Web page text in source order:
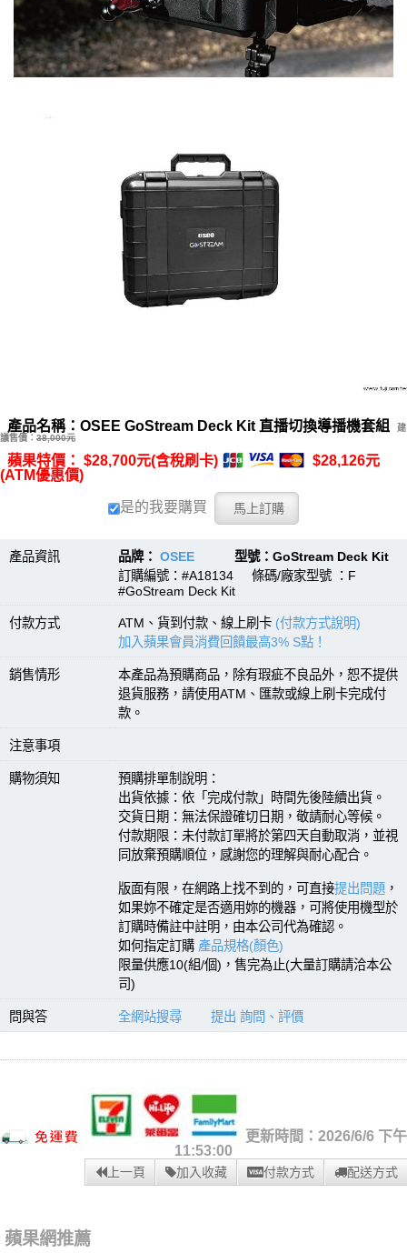
產品名稱：OSEE GoStream Deck Kit 直播切換導播機套組
建
議售價： 38,000元
蘋果特價： $28,700元(含稅刷卡)
$28,126元
(ATM優惠價)
是的我要購買
產品資訊 品牌： OSEE 型號：GoStream Deck Kit
訂購編號：#A18134 條碼/廠家型號 ：F
#GoStream Deck Kit
付款方式 ATM、貨到付款、線上刷卡 (付款方式說明)
加入蘋果會員消費回饋最高3% S點！
銷售情形
本產品為預購商品，除有瑕疵不良品外，恕不提供
退貨服務，請使用ATM、匯款或線上刷卡完成付
款。
注意事項
購物須知
預購排單制說明：
出貨依據：依「完成付款」時間先後陸續出貨。
交貨日期：無法保證確切日期，敬請耐心等候。
付款期限：未付款訂單將於第四天自動取消，並視
同放棄預購順位，感謝您的理解與耐心配合。
版面有限，在網路上找不到的，可直接提出問題 ，
如果妳不確定是否適用妳的機器，可將使用機型於
訂購時備註中註明，由本公司代為確認。
如何指定訂購 產品規格(顏色)
限量供應10(組/個)，售完為止(大量訂購請洽本公
司)
問與答 全網站搜尋 提出 詢問、評價
更新時間：2026/6/6 下午
11:53:00
上一頁 加入收藏 付款方式 配送方式
蘋果網推薦